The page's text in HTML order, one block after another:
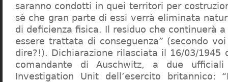
saranno condotti in quei territori per
sè che gran parte di essi verrà eliminata
di deficienza fisica. Il residuo che continuerà
essere trattata di conseguenza” (secondo
dire?!). Dichiarazione rilasciata il 16/03/1945
comandante di Auschwitz, a due
Investigation Unit dell’esercito britannico: